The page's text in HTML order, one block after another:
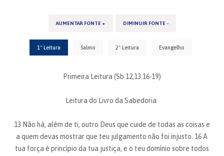
AUMENTAR FONTE + DIMINUIR FONTE -
1ª Leitura Salmo 2ª Leitura Evangelho
Primeira Leitura (Sb 12,13.16-19)
Leitura do Livro da Sabedoria.
13 Não há, além de ti, outro Deus que cuide de todas as coisas e
a quem devas mostrar que teu julgamento não foi injusto. 16 A
tua força é princípio da tua justiça, e o teu domínio sobre todos